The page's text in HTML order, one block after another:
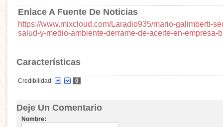
Enlace A Fuente De Noticias
https://www.mixcloud.com/Laradio935/mario-galimberti-
salud-y-medio-ambiente-derrame-de-aceite-en-empresa-
Características
Credibilidad: 0
Deje Un Comentario
Nombre: